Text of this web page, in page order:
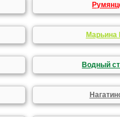
Марьина
Водный